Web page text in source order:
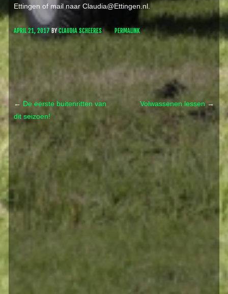
Ettingen of mail naar Claudia@Ettingen.nl.
APRIL 21, 2017BY CLAUDIA SCHEERES PERMALINK
Post navigation
← De eerste buitenritten van
dit seizoen!
Volwassenen lessen →